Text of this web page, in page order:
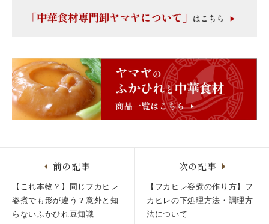
前の記事
【これ本物？】同じフカヒレ
姿煮でも形が違う？意外と知
らないふかひれ豆知識
次の記事
【フカヒレ姿煮の作り方】フ
カヒレの下処理方法・調理方
法について